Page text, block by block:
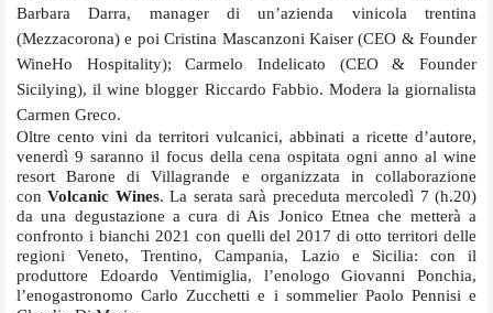
Barbara Darra, manager di un’azienda vinicola trentina
(Mezzacorona) e poi Cristina Mascanzoni Kaiser (CEO & Founder
WineHo Hospitality); Carmelo Indelicato (CEO & Founder
Sicilying), il wine blogger Riccardo Fabbio. Modera la giornalista
Carmen Greco.
Oltre cento vini da territori vulcanici, abbinati a ricette d’autore,
venerdì 9 saranno il focus della cena ospitata ogni anno al wine
resort Barone di Villagrande e organizzata in collaborazione
conVolcanic Wines. La serata sarà preceduta mercoledì 7 (h.20)
da una degustazione a cura di Ais Jonico Etnea che metterà a
confronto i bianchi 2021 con quelli del 2017 di otto territori delle
regioni Veneto, Trentino, Campania, Lazio e Sicilia: con il
produttore Edoardo Ventimiglia, l’enologo Giovanni Ponchia,
l’enogastronomo Carlo Zucchetti e i sommelier Paolo Pennisi e